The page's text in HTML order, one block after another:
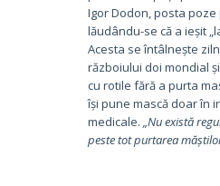
Igor Dodon, posta poze
lăudându-se că a ieșit
Acesta se întâlnește
războiului doi mondial
cu rotile fără a purta
își pune mască doar în
medicale. „Nu există
peste tot purtarea